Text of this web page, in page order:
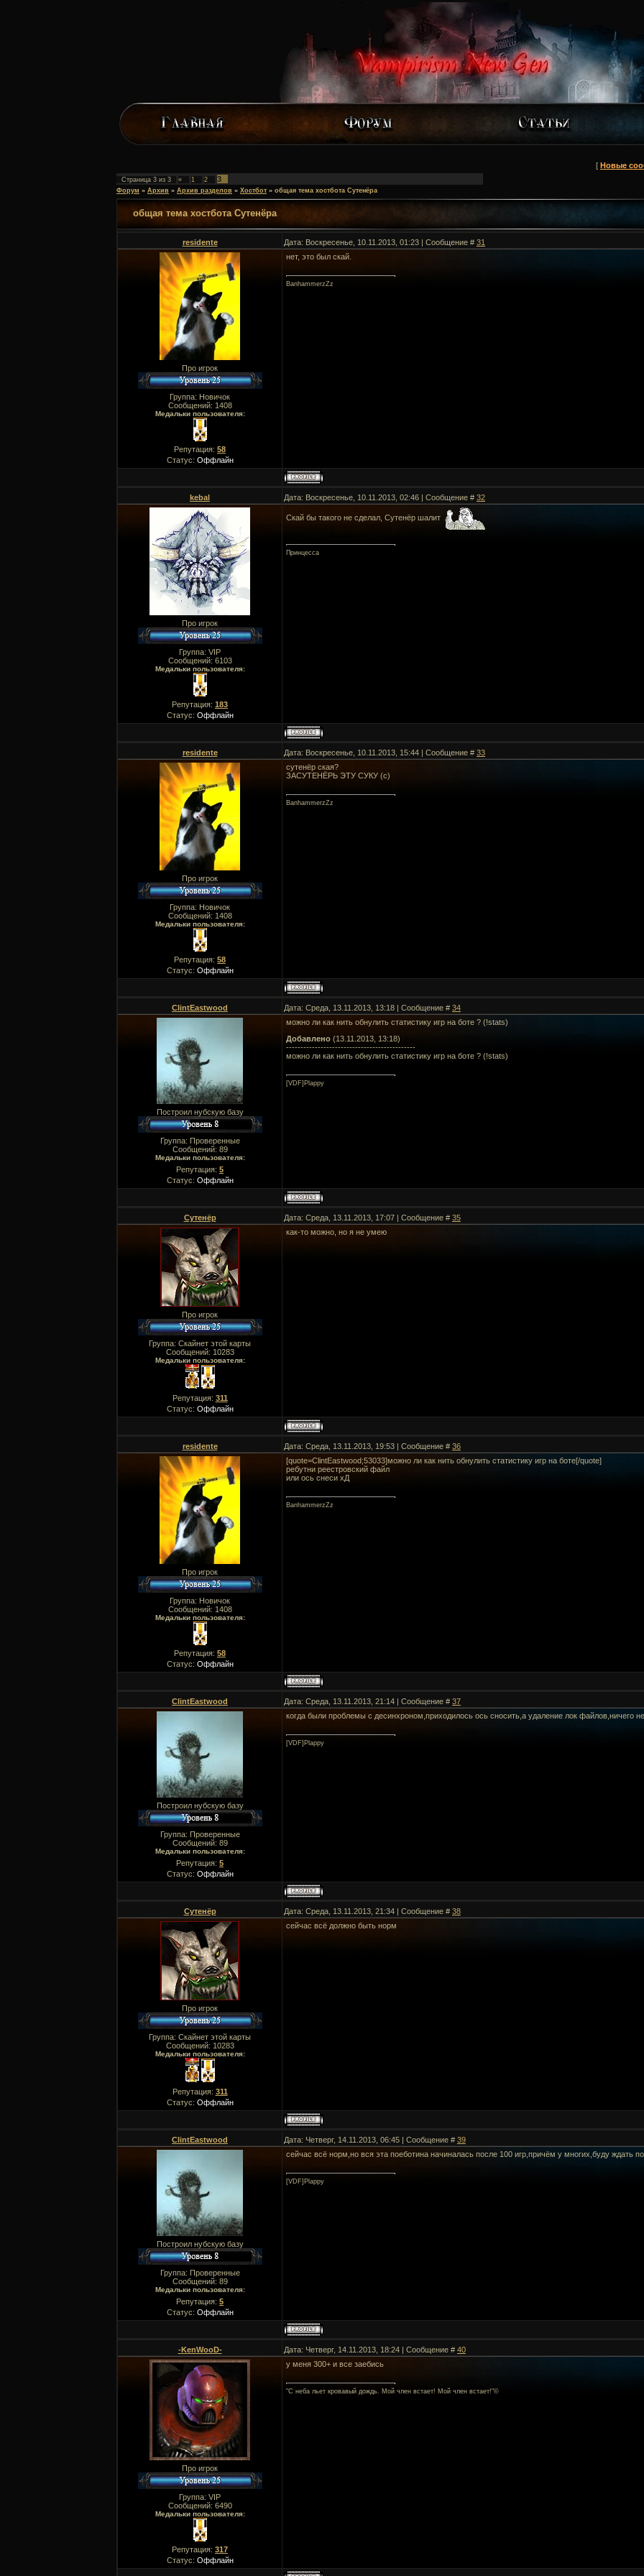
[ Новые
Страница 3 из 3 « 1 2 3
Форум » Архив » Архив разделов » Хостбот » общая тема хостбота Сутенёра
общая тема хостбота Сутенёра
residente Дата: Воскресенье, 10.11.2013, 01:23 | Сообщение # 31
Про игрок
Группа: Новичок
Сообщений: 1408
Медальки пользователя:
Репутация: 58
Статус: Оффлайн
нет, это был скай.
BanhammerzZz
kebal Дата: Воскресенье, 10.11.2013, 02:46 | Сообщение # 32
Про игрок
Группа: VIP
Сообщений: 6103
Медальки пользователя:
Репутация: 183
Статус: Оффлайн
Скай бы такого не сделал, Сутенёр шалит
Принцесса
residente Дата: Воскресенье, 10.11.2013, 15:44 | Сообщение # 33
Про игрок
Группа: Новичок
Сообщений: 1408
Медальки пользователя:
Репутация: 58
Статус: Оффлайн
сутенёр ская?
ЗАСУТЕНЁРЬ ЭТУ СУКУ (с)
BanhammerzZz
ClintEastwood Дата: Среда, 13.11.2013, 13:18 | Сообщение # 34
Построил нубскую базу
Группа: Проверенные
Сообщений: 89
Медальки пользователя:
Репутация: 5
Статус: Оффлайн
можно ли как нить обнулить статистику игр на боте ? (!stats)
Добавлено (13.11.2013, 13:18)
---------------------------------------------
можно ли как нить обнулить статистику игр на боте ? (!stats)
[VDF]Plappy
Сутенёр Дата: Среда, 13.11.2013, 17:07 | Сообщение # 35
Про игрок
Группа: Скайнет этой карты
Сообщений: 10283
Медальки пользователя:
Репутация: 311
Статус: Оффлайн
как-то можно, но я не умею
residente Дата: Среда, 13.11.2013, 19:53 | Сообщение # 36
Про игрок
Группа: Новичок
Сообщений: 1408
Медальки пользователя:
Репутация: 58
Статус: Оффлайн
[quote=ClintEastwood;53033]можно ли как нить обнулить статистику игр на боте[/quote]
ребутни реестровский файл
или ось снеси хД
BanhammerzZz
ClintEastwood Дата: Среда, 13.11.2013, 21:14 | Сообщение # 37
Построил нубскую базу
Группа: Проверенные
Сообщений: 89
Медальки пользователя:
Репутация: 5
Статус: Оффлайн
когда были проблемы с десинхроном,приходилось ось сносить,а удаление лок файлов,ничего
[VDF]Plappy
Сутенёр Дата: Среда, 13.11.2013, 21:34 | Сообщение # 38
Про игрок
Группа: Скайнет этой карты
Сообщений: 10283
Медальки пользователя:
Репутация: 311
Статус: Оффлайн
сейчас всё должно быть норм
ClintEastwood Дата: Четверг, 14.11.2013, 06:45 | Сообщение # 39
Построил нубскую базу
Группа: Проверенные
Сообщений: 89
Медальки пользователя:
Репутация: 5
Статус: Оффлайн
сейчас всё норм,но вся эта поеботина начиналась после 100 игр,причём у многих,буду ждать
[VDF]Plappy
-KenWooD- Дата: Четверг, 14.11.2013, 18:24 | Сообщение # 40
Про игрок
Группа: VIP
Сообщений: 6490
Медальки пользователя:
Репутация: 317
Статус: Оффлайн
у меня 300+ и все заебись
"C неба льет кровавый дождь. Мой член встает! Мой член встает!"©